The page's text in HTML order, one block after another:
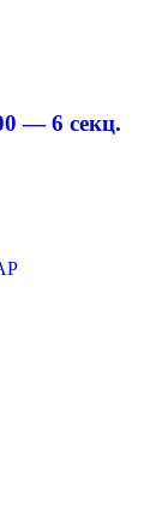
— 6 секц.